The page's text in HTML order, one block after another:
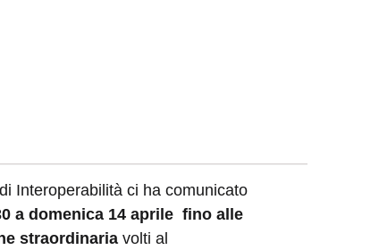
Interoperabilità ci ha comunicato
a domenica 14 aprile fino alle
straordinariavolti al